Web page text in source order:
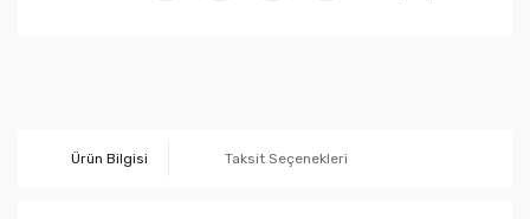
Ürün Bilgisi Taksit Seçenekleri